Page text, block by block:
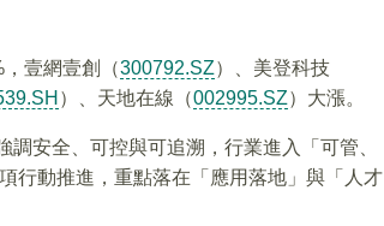
壹網壹創（300792.SZ）、美登科技
）、天地在線（002995.SZ）大漲。
安全、可控與可追溯，行業進入「可管、
行動推進，重點落在「應用落地」與「人才